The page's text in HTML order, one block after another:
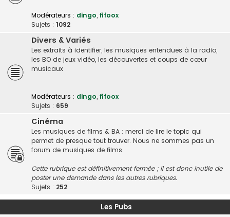
Modérateurs : dingo, fifoox
Sujets : 1092
Divers & Variés
Les extraits à identifier, les musiques entendues à la radio,
les BO de jeux vidéo, les découvertes et coups de cœur
musicaux
Modérateurs : dingo, fifoox
Sujets : 659
Cinéma
Les musiques de films & BA : merci de lire le topic qui
permet de presque tout trouver. Nous ne sommes pas un
forum de musiques de films.
Cette rubrique est définitivement fermée ; il est donc inutile de
poster une demande dans les autres rubriques.
Sujets : 252
Les Pubs